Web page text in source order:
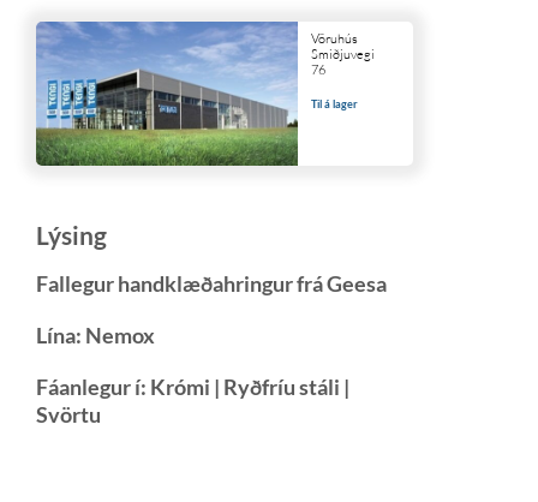
Vöruhús
Smiðjuvegi
76
Til á lager
Lýsing
Fallegur handklæðahringur frá Geesa
Lína: Nemox
Fáanlegur í: Krómi | Ryðfríu stáli |
Svörtu